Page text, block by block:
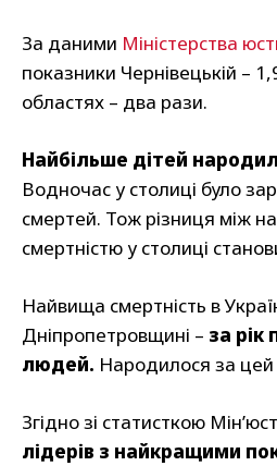
За даними Міністерства
показники Чернівецькій –
областях – два рази.
Найбільше дітей
Водночас у столиці було
смертей. Тож різниця між
смертністю у столиці
Найвища смертність в
Дніпропетровщині – за рік
людей. Народилося за цей
Згідно зі статисткою
лідерів з найкращими